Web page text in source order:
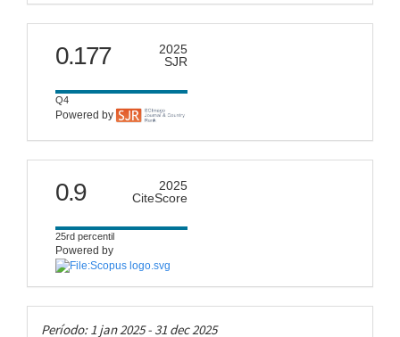
scimago
0.177
2025
SJR
Q4
Powered by
citescore
0.9
2025
CiteScore
25rd percentil
Powered by
Período: 1 jan 2025 - 31 dec 2025